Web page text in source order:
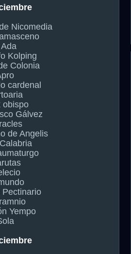
Nicomedia
Kolping
Colonia
cardenal
obispo
Gálvez
de Angelis
Yempo